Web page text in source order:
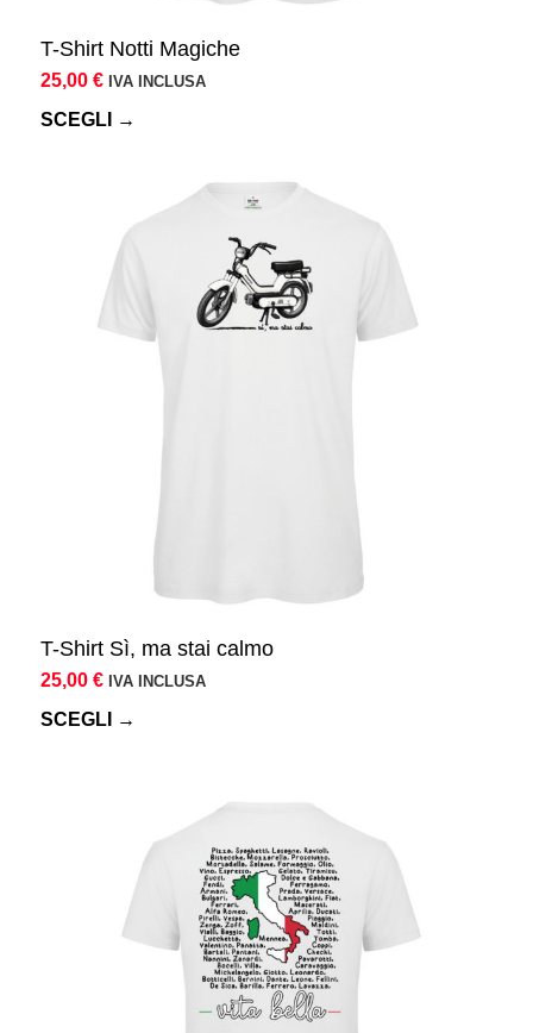
T-Shirt Notti Magiche
25,00 € IVA INCLUSA
SCEGLI →
T-Shirt Sì, ma stai calmo
25,00 € IVA INCLUSA
SCEGLI →